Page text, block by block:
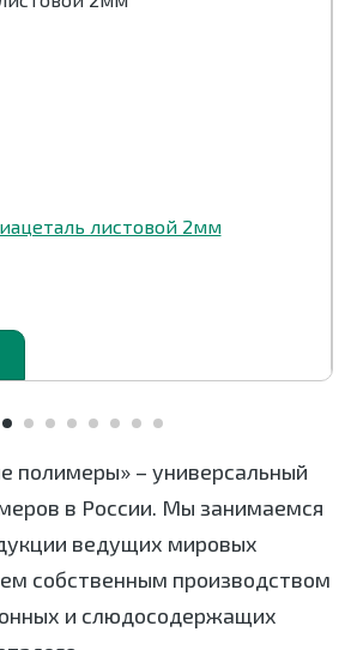
полимеры» – универсальный
в России. Мы занимаемся
ведущих мировых
собственным производством
и слюдосодержащих